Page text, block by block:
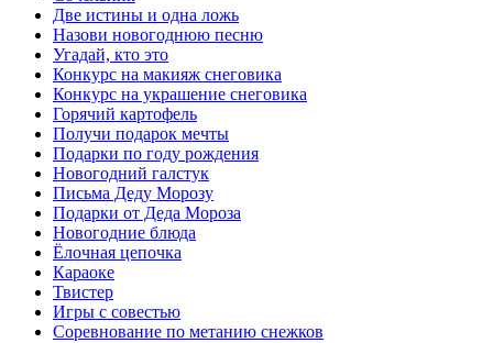
Две истины и одна ложь
Назови новогоднюю песню
Угадай, кто это
Конкурс на макияж снеговика
Конкурс на украшение снеговика
Горячий картофель
Получи подарок мечты
Подарки по году рождения
Новогодний галстук
Письма Деду Морозу
Подарки от Деда Мороза
Новогодние блюда
Ёлочная цепочка
Караоке
Твистер
Игры с совестью
Соревнование по метанию снежков